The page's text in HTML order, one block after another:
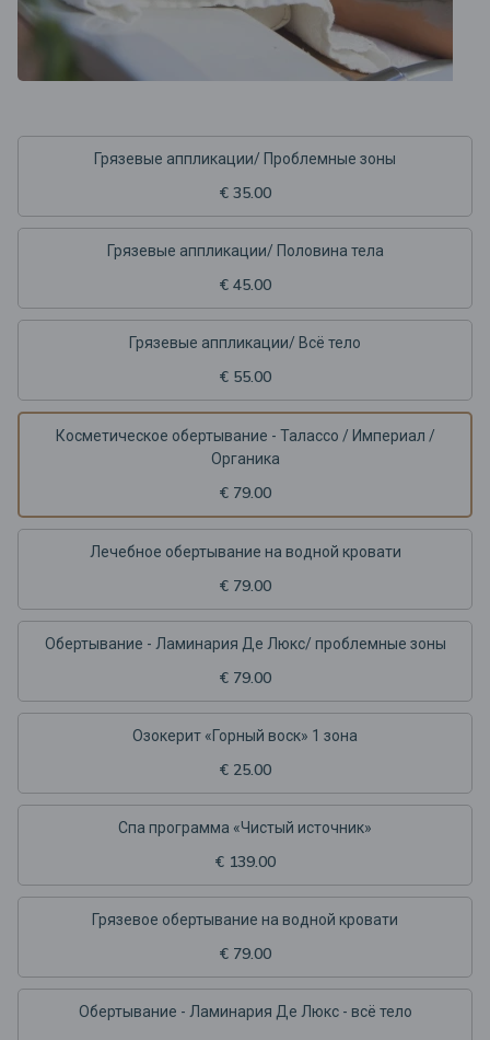
Грязевые аппликации/ Проблемные зоны
€ 35.00
Грязевые аппликации/ Половина тела
€ 45.00
Грязевые аппликации/ Всё тело
€ 55.00
Косметическое обертывание - Талассо / Империал /
Органика
€ 79.00
Лечебное обертывание на водной кровати
€ 79.00
Обертывание - Ламинария Де Люкс/ проблемные зоны
€ 79.00
Озокерит «Горный воск» 1 зона
€ 25.00
Спа программа «Чистый источник»
€ 139.00
Грязевое обертывание на водной кровати
€ 79.00
Обертывание - Ламинария Де Люкс - всё тело